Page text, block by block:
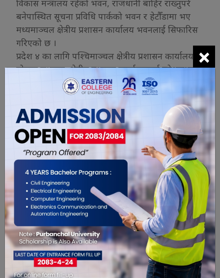
विकास मन्त्रालय रहेको भवन, राजधानी बाहिर राख्नुपरे
बनेपास्थित सूचना प्रविधि पार्कको भवन र हेटौँडामा भए
मध्यमाञ्चल क्षेत्रीय प्रशासन कार्यालय भवनलाई सिफारिस
गरिएको छ ।
प्रदेश ४ का लागि पश्चिमाञ्चल क्षेत्रीय प्रशासन कार्यालय,
पोखरा सभागृह, क्षेत्रीय प्रशासन कार्यालयलाई प्रदेशसभा र
प्रदेश सरकारको कार्यालय तथा प्रदेश ५ का लागि
घोराहीस्थित नेपाल संस्कृत विश्वविद्यालयको भवनलाई
उपयुक्त विकल्पका रूपमा अगाडि सारिएको छ ।
प्रदेश ६ का लागि सुर्खेतस्थित मध्यपश्चिमाञ्चल क्षेत्रीय
प्रशासन कार्यालय र शैक्षिक तालिम केन्द्रको भवन तथा
प्रदेश ७ का लागि दिपायलस्थित सुदूरपश्चिम क्षेत्रीय
प्रशासन कार्यालय, शैक्षिक तालिम केन्द्र र सीटीईभीटीको
कार्यालय भवनलाई सिफारिस गरिएको छ ।
यो खबर पढेर तपाईलाई कस्तो महसुस
भयो ?
×